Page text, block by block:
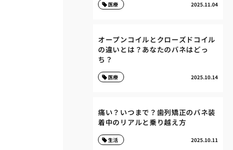
2025.11.04
医療
オープンコイルとクローズドコイル
の違いとは？あなたのバネはどっ
ち？
2025.10.14
医療
痛い？いつまで？歯列矯正のバネ装
着中のリアルと乗り越え方
2025.10.11
生活